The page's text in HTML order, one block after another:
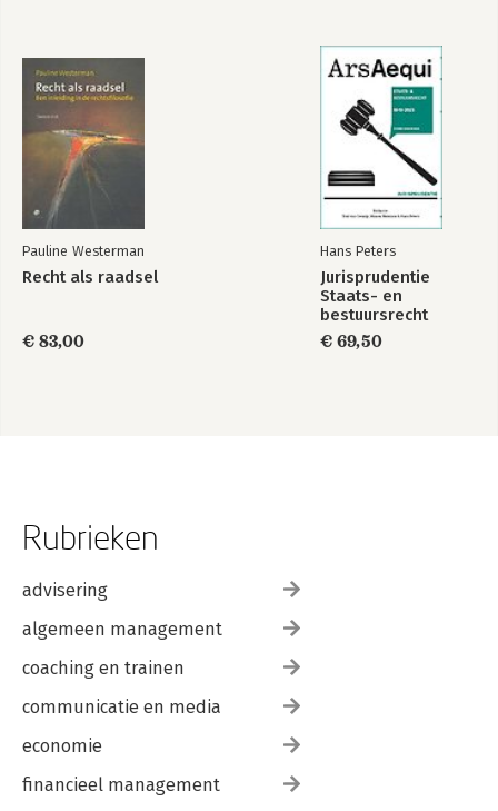
Pauline Westerman
Recht als raadsel
€ 83,00
Hans Peters
Jurisprudentie
Staats- en
bestuursrecht
1849-2025
€ 69,50
Rubrieken
advisering
algemeen management
coaching en trainen
communicatie en media
economie
financieel management